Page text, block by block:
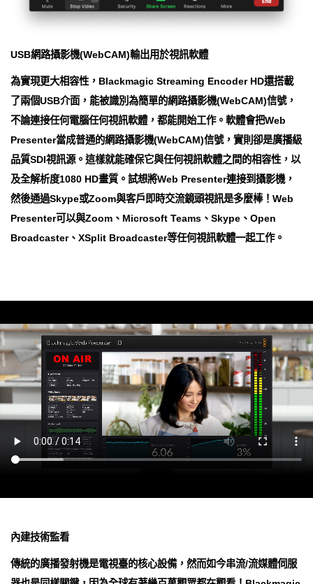
USB網路攝影機(WebCAM)輸出用於視訊軟體
為實現更大相容性，Blackmagic Streaming Encoder HD還搭載
了兩個USB介面，能被識別為簡單的網路攝影機(WebCAM)信號，
不論連接任何電腦任何視訊軟體，都能開始工作。軟體會把Web
Presenter當成普通的網路攝影機(WebCAM)信號，實則卻是廣播級
品質SDI視訊源。這樣就能確保它與任何視訊軟體之間的相容性，以
及全解析度1080 HD畫質。試想將Web Presenter連接到攝影機，
然後通過Skype或Zoom與客戶即時交流鏡頭視訊是多麼棒！Web
Presenter可以與Zoom、Microsoft Teams、Skype、Open
Broadcaster、XSplit Broadcaster等任何視訊軟體一起工作。
內建技術監看
傳統的廣播發射機是電視臺的核心設備，然而如今串流/流媒體伺服